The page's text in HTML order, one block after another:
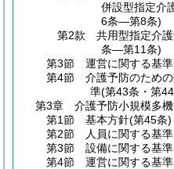
併設型指定介
6条―第8条)
第2款
共用型指定介
条―第11条)
第3節
運営に関する基準
第4節
介護予防のため
準(第43条・第
第3章
介護予防小規模多
第1節
基本方針(第45条)
第2節
人員に関する基準
第3節
設備に関する基準
第4節
運営に関する基準